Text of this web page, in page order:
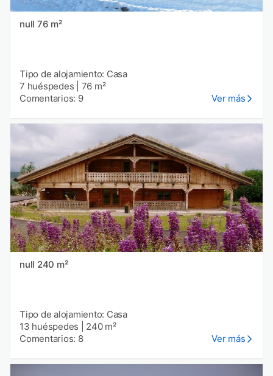
null 76 m²
Tipo de alojamiento: Casa
7 huéspedes
76 m²
Comentarios: 9
Ver más
null 240 m²
Tipo de alojamiento: Casa
13 huéspedes
240 m²
Comentarios: 8
Ver más